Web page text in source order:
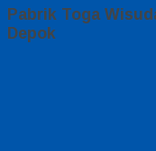
Pabrik Toga
Depok